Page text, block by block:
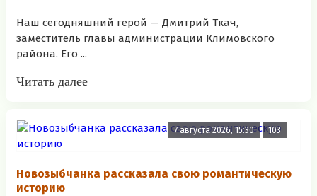
Наш сегодняшний герой — Дмитрий Ткач,
заместитель главы администрации Климовского
района. Его ...
Читать далее
7 августа 2026, 15:30 103
Новозыбчанка рассказала свою романтическую
историю